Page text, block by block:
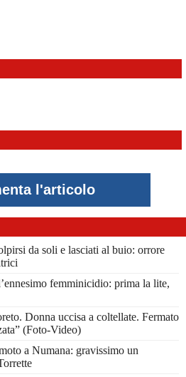
l'articolo
da soli e lasciati al buio: orrore
femminicidio: prima la lite,
Donna uccisa a coltellate. Fermato
(Foto-Video)
a Numana: gravissimo un